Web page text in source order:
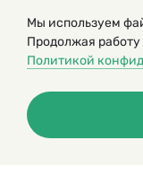
© 2000 – 2026.
журнал для детей
сайта
Политика
Мы используем
Продолжая работу
Политикой